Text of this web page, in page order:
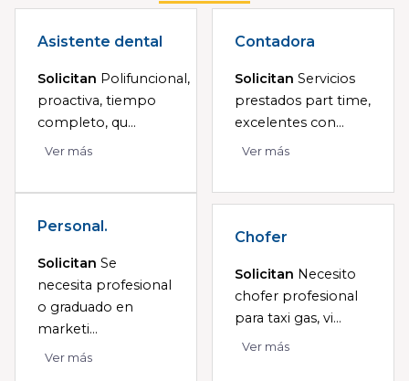
Asistente dental
Solicitan Polifuncional,
proactiva, tiempo
completo, qu...
Ver más
Contadora
Solicitan Servicios
prestados part time,
excelentes con...
Ver más
Personal.
Solicitan Se
necesita profesional
o graduado en
marketi...
Ver más
Chofer
Solicitan Necesito
chofer profesional
para taxi gas, vi...
Ver más